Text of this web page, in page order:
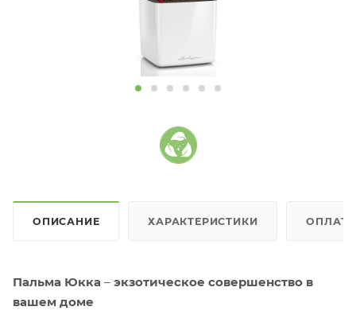
ОПИСАНИЕ ХАРАКТЕРИСТИКИ
Пальма Юкка – экзотическое совершенство в
вашем доме